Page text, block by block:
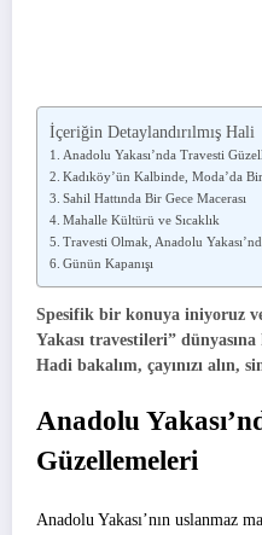
İçeriğin Detaylandırılmış Hali
Anadolu Yakası’nda Travesti
Kadıköy’ün Kalbinde, Moda’da
Sahil Hattında Bir Gece Macerası
Mahalle Kültürü ve Sıcaklık
Travesti Olmak, Anadolu
Günün Kapanışı
Spesifik bir konuya iniyoruz
Yakası travestileri”
Hadi bakalım, çayınızı alın,
Anadolu
Güzellemeleri
Anadolu Yakası’nın uslanmaz